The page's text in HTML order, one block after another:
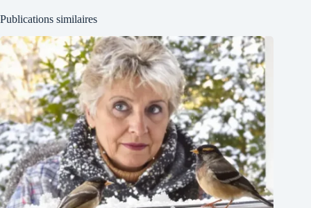
Publications similaires